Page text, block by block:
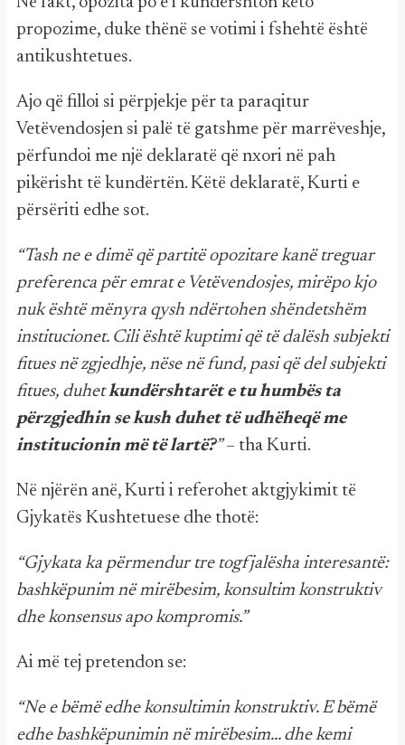
propozime, duke thënë se votimi i fshehtë është
antikushtetues.
Ajo që filloi si përpjekje për ta paraqitur
Vetëvendosjen si palë të gatshme për marrëveshje,
përfundoi me një deklaratë që nxori në pah
pikërisht të kundërtën. Këtë deklaratë, Kurti e
përsëriti edhe sot.
“Tash ne e dimë që partitë opozitare kanë treguar
preferenca për emrat e Vetëvendosjes, mirëpo kjo
nuk është mënyra qysh ndërtohen shëndetshëm
institucionet. Cili është kuptimi që të dalësh subjekti
fitues në zgjedhje, nëse në fund, pasi që del subjekti
fitues, duhetkundërshtarët e tu humbës ta
përzgjedhin se kush duhet të udhëheqë me
institucionin më të lartë?”– tha Kurti.
Në njërën anë, Kurti i referohet aktgjykimit të
Gjykatës Kushtetuese dhe thotë:
“Gjykata ka përmendur tre togfjalësha interesantë:
bashkëpunim në mirëbesim, konsultim konstruktiv
dhe konsensus apo kompromis.”
Ai më tej pretendon se:
“Ne e bëmë edhe konsultimin konstruktiv. E bëmë
edhe bashkëpunimin në mirëbesim... dhe kemi